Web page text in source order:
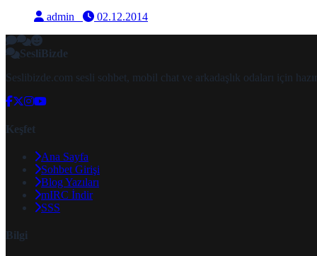
admin
02.12.2014
SesliBizde
Seslibizde.com sesli sohbet, mobil chat ve arkadaşlık odaları için
Keşfet
Ana Sayfa
Sohbet Girişi
Blog Yazıları
mIRC İndir
SSS
Bilgi